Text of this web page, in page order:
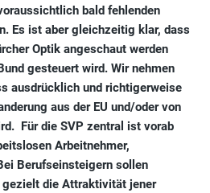
bald fehlenden
Es ist aber gleichzeitig klar, dass
Optik angeschaut werden
gesteuert wird. Wir nehmen
ausdrücklich und richtigerweise
aus der EU und/oder von
Für die SVP zentral ist vorab
Arbeitnehmer,
Berufseinsteigern sollen
die Attraktivität jener